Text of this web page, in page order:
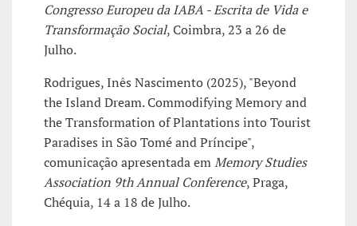
Congresso Europeu da IABA - Escrita de Vida e
Transformação Social, Coimbra, 23 a 26 de
Julho.
Rodrigues, Inês Nascimento (2025), "Beyond
the Island Dream. Commodifying Memory and
the Transformation of Plantations into Tourist
Paradises in São Tomé and Príncipe",
comunicação apresentada emMemory Studies
Association 9th Annual Conference, Praga,
Chéquia, 14 a 18 de Julho.